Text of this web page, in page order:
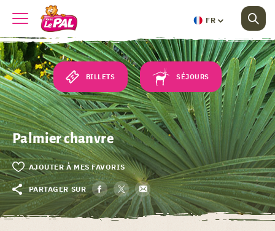
FR
BILLETS SÉJOURS
Palmier chanvre
AJOUTER À MES FAVORIS
PARTAGER SUR